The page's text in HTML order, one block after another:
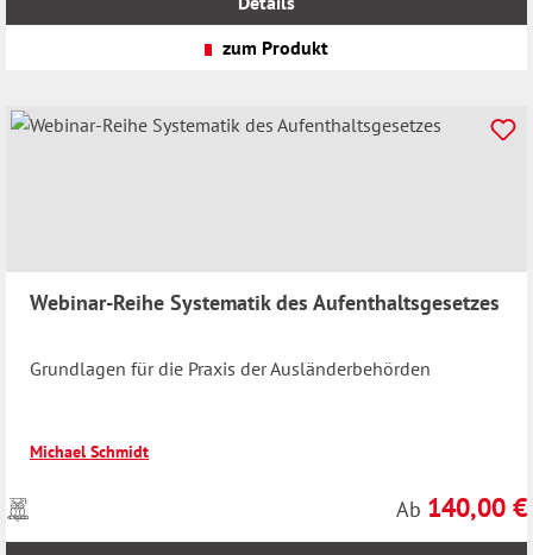
zum Produkt
Webinar-Reihe Systematik des Aufenthaltsgesetzes
Grundlagen für die Praxis der Ausländerbehörden
Michael Schmidt
Regulärer
Ab 140,00 €
Preise
inkl.